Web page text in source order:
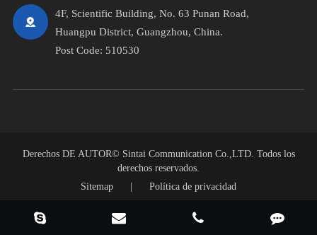
4F, Scientific Building, No. 63 Punan Road,
Huangpu District, Guangzhou, China.
Post Code: 510530
Derechos DE AUTOR© Sintai Communication Co.,LTD. Todos los
derechos reservados.
Sitemap
Política de privacidad